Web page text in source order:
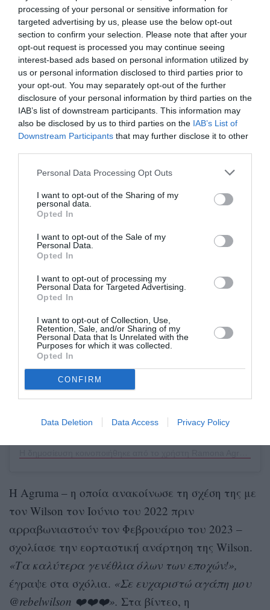
processing of your personal or sensitive information for
targeted advertising by us, please use the below opt-out
section to confirm your selection. Please note that after your
opt-out request is processed you may continue seeing
interest-based ads based on personal information utilized by
us or personal information disclosed to third parties prior to
your opt-out. You may separately opt-out of the further
disclosure of your personal information by third parties on the
IAB’s list of downstream participants. This information may
also be disclosed by us to third parties on the IAB’s List of
Downstream Participants that may further disclose it to other
Personal Data Processing Opt Outs
I want to opt-out of the Sharing of my
personal data.
Opted In
I want to opt-out of the Sale of my
Personal Data.
Opted In
I want to opt-out of processing my
Personal Data for Targeted Advertising.
Opted In
I want to opt-out of Collection, Use,
Retention, Sale, and/or Sharing of my
Personal Data that Is Unrelated with the
Purposes for which it was collected.
Opted In
CONFIRM
Data Deletion Data Access Privacy Policy
Η Arguma μοιράστηκε, επίσης, στιγμιότυπα από
την έκπληξη, από μία διαφορετική οπτική γωνία.
Δείτε αυτή τη δημοσίευση στο Instagram.
Η Agruma – η οποία ανακοίνωσε τη σχέση της με
τον Wilson τον Ιούνιο του 2022 πριν
αρραβωνιαστούν τον Φεβρουάριο του 2023 –
σχολίασε την εορταστική ανάρτηση της Wilson.
«Τα καλύτερα γενέθλια όλων των εποχών!»,
έγραψε στα σχόλια. «Σε ευχαριστώ αγάπη μου
@rebelwilson ❤️❤️❤️». Στα βίντεο, η